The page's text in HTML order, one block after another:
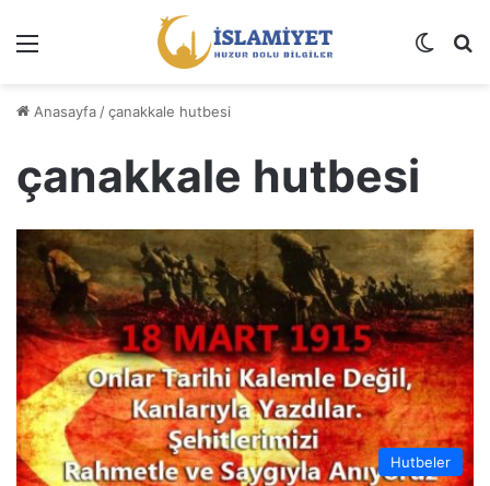
Dış
Anasayfa /çanakkale hutbesi
çanakkale hutbesi
Hutbeler